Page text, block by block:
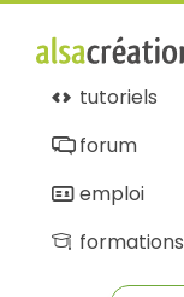
tutoriels
forum
emploi
formations